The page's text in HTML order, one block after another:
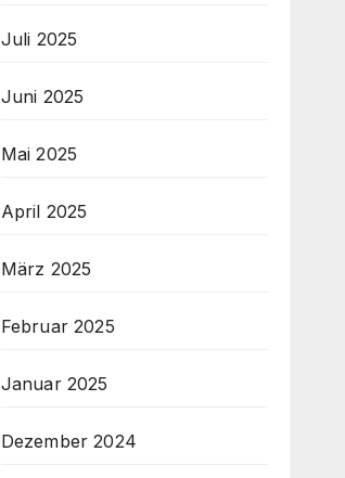
Juli 2025
Juni 2025
Mai 2025
April 2025
März 2025
Februar 2025
Januar 2025
Dezember 2024